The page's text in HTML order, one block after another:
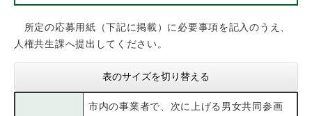
所定の応募用紙（下記に掲載）に必要事項を記入のうえ、
人権共生課へ提出してください。
表のサイズを切り替える
市内の事業者で、次に上げる男女共同参画